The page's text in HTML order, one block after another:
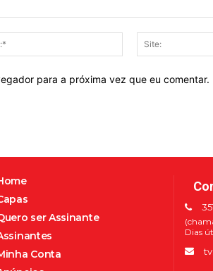
mail:*
para a próxima vez que eu comentar.
ser Assinante
Conta
Dias